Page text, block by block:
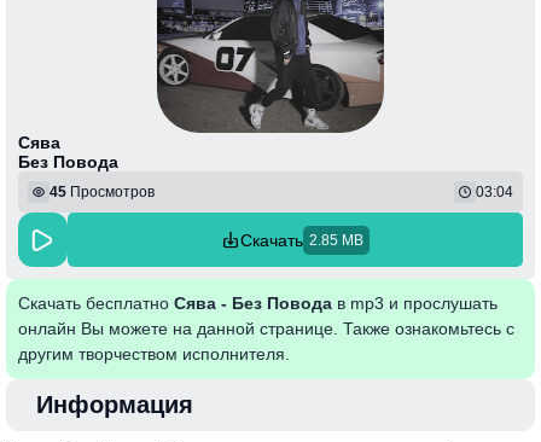
Сява
Без Повода
45 Просмотров 03:04
Скачать 2.85 MB
Скачать бесплатно Сява - Без Повода в mp3 и прослушать
онлайн Вы можете на данной странице. Также ознакомьтесь с
другим творчеством исполнителя.
Информация